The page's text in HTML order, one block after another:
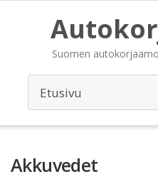
Suomen
Akkuvedet